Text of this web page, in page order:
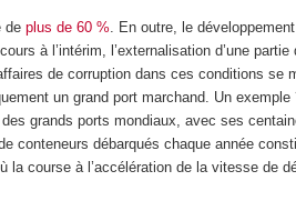
deplus de 60 % . En outre, le
à l’intérim, l’externalisation d’une
de corruption dans ces conditions se
un grand port marchand. Un
grands ports mondiaux, avec ses
conteneurs débarqués chaque année
la course à l’accélération de la vitesse de